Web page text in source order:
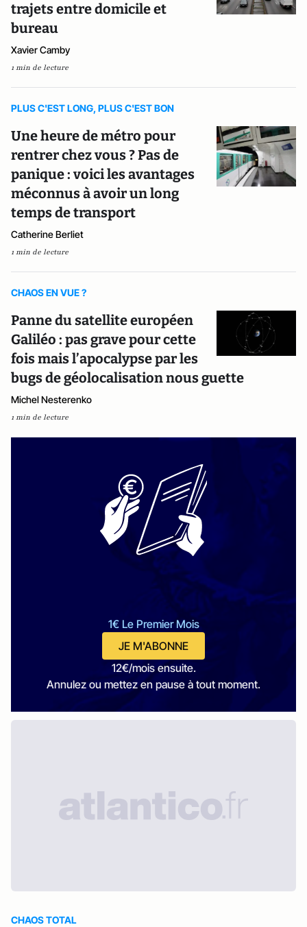
trajets entre domicile et
bureau
Xavier Camby
1 min de lecture
PLUS C'EST LONG, PLUS C'EST BON
Une heure de métro pour
rentrer chez vous ? Pas de
panique : voici les avantages
méconnus à avoir un long
temps de transport
Catherine Berliet
1 min de lecture
CHAOS EN VUE ?
Panne du satellite européen
Galiléo : pas grave pour cette
fois mais l’apocalypse par les
bugs de géolocalisation nous guette
Michel Nesterenko
1 min de lecture
1€ Le Premier Mois
JE M'ABONNE
12€/mois ensuite.
Annulez ou mettez en pause à tout moment.
CHAOS TOTAL